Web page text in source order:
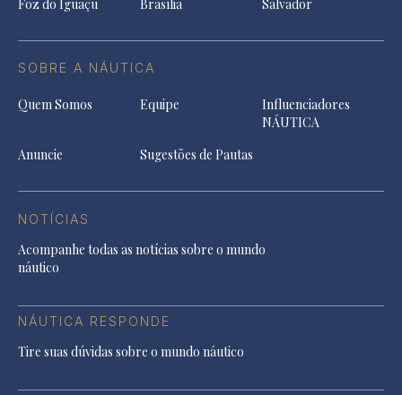
Foz do Iguaçu
Brasília Salvador
SOBRE A NÁUTICA
Quem Somos Equipe
Influenciadores
NÁUTICA
Anuncie
Sugestões de Pautas
NOTÍCIAS
Acompanhe todas as notícias sobre o mundo
náutico
NÁUTICA RESPONDE
Tire suas dúvidas sobre o mundo náutico